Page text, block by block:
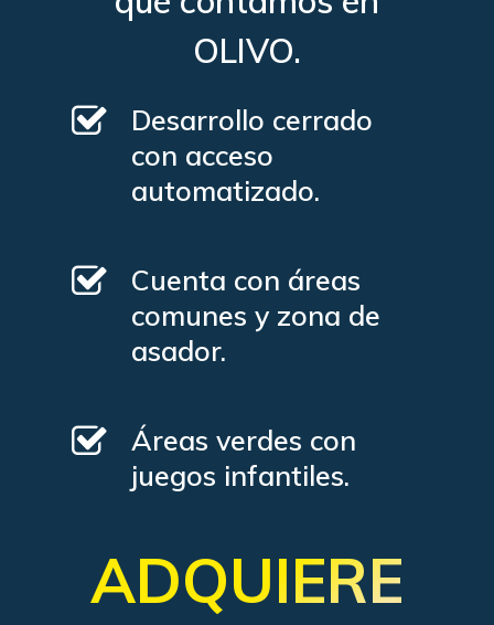
OLIVO.
Desarrollo cerrado
con acceso
automatizado.
Cuenta con áreas
comunes y zona de
asador.
Áreas verdes con
juegos infantiles.
ADQUIERE